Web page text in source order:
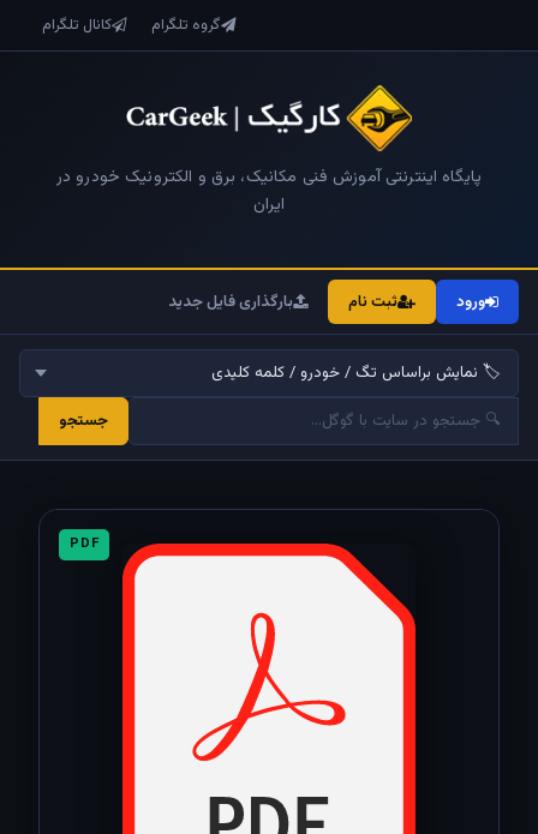
گروه تلگرام کانال تلگرام
پایگاه اینترنتی آموزش فنی مکانیک، برق و الکترونیک خودرو در
ایران
ورود ثبت نام بارگذاری فایل جدید
جستجو
PDF